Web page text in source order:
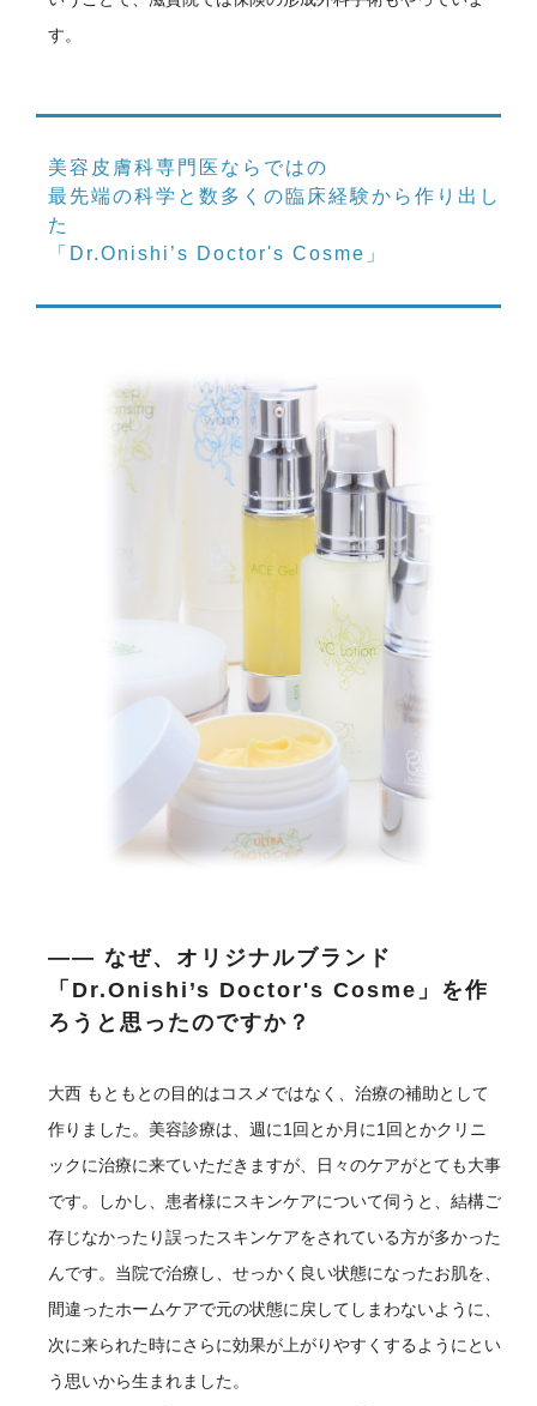
す。
美容皮膚科専門医ならではの
最先端の科学と数多くの臨床経験から作り出し
た
「Dr.Onishi’s Doctor's Cosme」
―― なぜ、オリジナルブランド
「Dr.Onishi’s Doctor's Cosme」を作
ろうと思ったのですか？
大西 もともとの目的はコスメではなく、治療の補助として
作りました。美容診療は、週に1回とか月に1回とかクリニ
ックに治療に来ていただきますが、日々のケアがとても大事
です。しかし、患者様にスキンケアについて伺うと、結構ご
存じなかったり誤ったスキンケアをされている方が多かった
んです。当院で治療し、せっかく良い状態になったお肌を、
間違ったホームケアで元の状態に戻してしまわないように、
次に来られた時にさらに効果が上がりやすくするようにとい
う思いから生まれました。